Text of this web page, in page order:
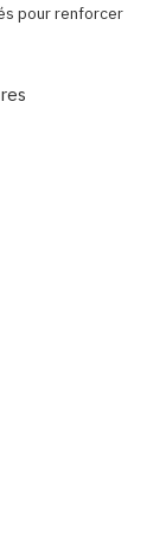
pour renforcer